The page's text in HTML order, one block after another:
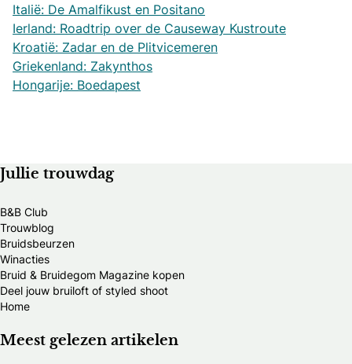
Italië: De Amalfikust en Positano
Ierland: Roadtrip over de Causeway Kustroute
Kroatië: Zadar en de Plitvicemeren
Griekenland: Zakynthos
Hongarije: Boedapest
Jullie trouwdag
B&B Club
Trouwblog
Bruidsbeurzen
Winacties
Bruid & Bruidegom Magazine kopen
Deel jouw bruiloft of styled shoot
Home
Meest gelezen artikelen